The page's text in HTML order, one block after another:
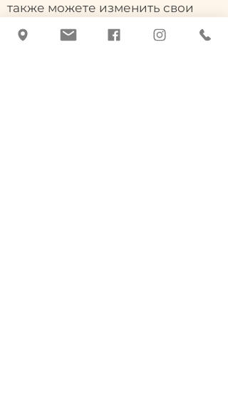
также можете изменить свои
настройки в центре защиты
данных, чтобы вы могли